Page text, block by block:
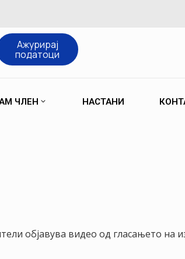
Ажурирај
податоци
ЧЛЕН НАСТАНИ
објавува видео од гласањето на